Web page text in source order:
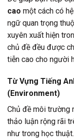
cao một cách có
ngữ quan trọng
xuyên xuất hiện
chủ đề đều được
tiễn cao cho người
Từ Vựng Tiếng
(Environment)
Chủ đề môi trường
thảo luận rộng rãi
như trong học